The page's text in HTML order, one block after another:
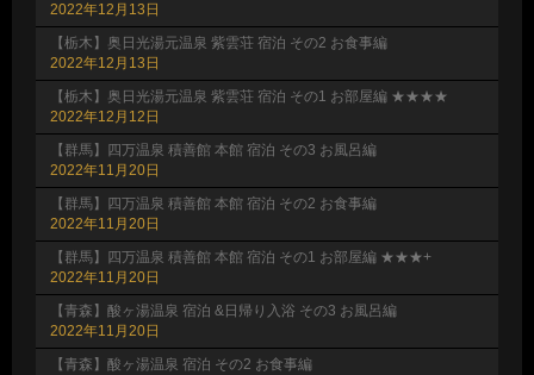
2022年12月13日
【栃木】奥日光湯元温泉 紫雲荘 宿泊 その2 お食事編
2022年12月13日
【栃木】奥日光湯元温泉 紫雲荘 宿泊 その1 お部屋編 ★★★★
2022年12月12日
【群馬】四万温泉 積善館 本館 宿泊 その3 お風呂編
2022年11月20日
【群馬】四万温泉 積善館 本館 宿泊 その2 お食事編
2022年11月20日
【群馬】四万温泉 積善館 本館 宿泊 その1 お部屋編 ★★★+
2022年11月20日
【青森】酸ヶ湯温泉 宿泊 &日帰り入浴 その3 お風呂編
2022年11月20日
【青森】酸ヶ湯温泉 宿泊 その2 お食事編